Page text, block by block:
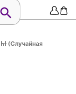
(Случайная